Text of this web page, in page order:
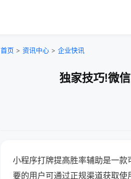
首页 > 资讯中心 > 企业快讯
独家技巧!微
小程序打牌提高胜率辅助是一款
要的用户可通过正规渠道获取使